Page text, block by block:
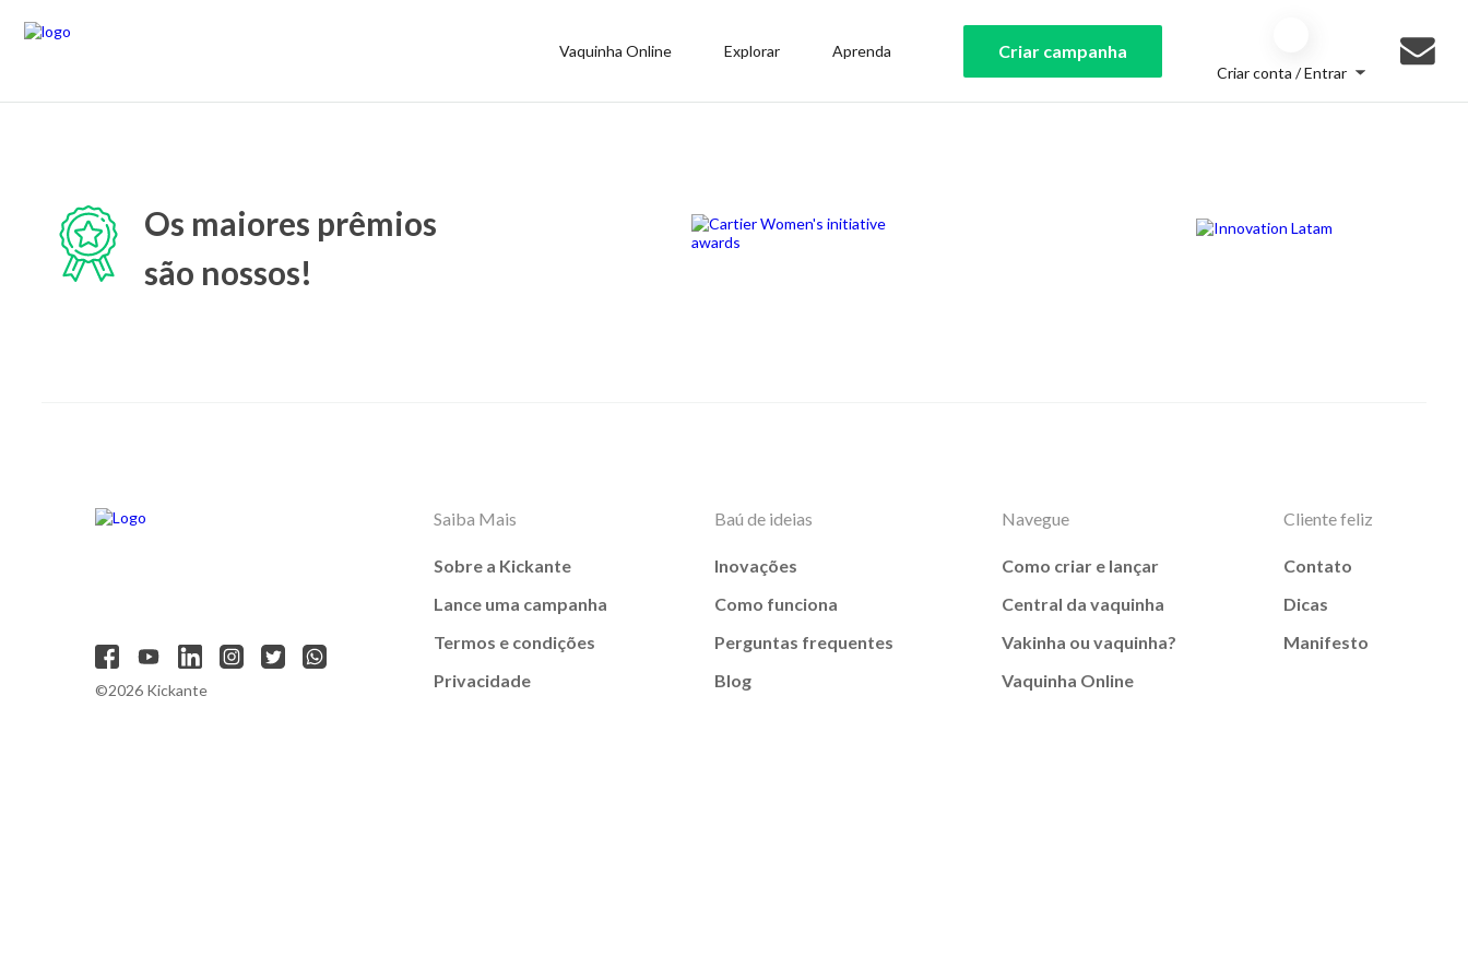
Vaquinha Online Explorar Aprenda Criar campanha
Criar conta / Entrar
Os maiores prêmios
são nossos!
©2026 Kickante
Saiba Mais
Sobre a Kickante
Lance uma campanha
Termos e condições
Privacidade
Baú de ideias
Inovações
Como funciona
Perguntas frequentes
Blog
Navegue
Como criar e lançar
Central da vaquinha
Vakinha ou vaquinha?
Vaquinha Online
Cliente feliz
Contato
Dicas
Manifesto